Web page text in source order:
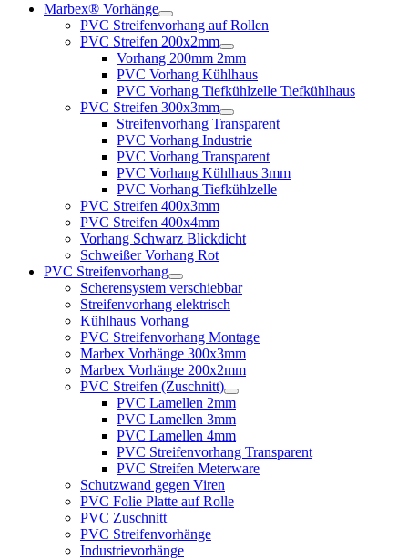
Marbex® Vorhänge
PVC Streifenvorhang auf Rollen
PVC Streifen 200x2mm
Vorhang 200mm 2mm
PVC Vorhang Kühlhaus
PVC Vorhang Tiefkühlzelle Tiefkühlhaus
PVC Streifen 300x3mm
Streifenvorhang Transparent
PVC Vorhang Industrie
PVC Vorhang Transparent
PVC Vorhang Kühlhaus 3mm
PVC Vorhang Tiefkühlzelle
PVC Streifen 400x3mm
PVC Streifen 400x4mm
Vorhang Schwarz Blickdicht
Schweißer Vorhang Rot
PVC Streifenvorhang
Scherensystem verschiebbar
Streifenvorhang elektrisch
Kühlhaus Vorhang
PVC Streifenvorhang Montage
Marbex Vorhänge 300x3mm
Marbex Vorhänge 200x2mm
PVC Streifen (Zuschnitt)
PVC Lamellen 2mm
PVC Lamellen 3mm
PVC Lamellen 4mm
PVC Streifenvorhang Transparent
PVC Streifen Meterware
Schutzwand gegen Viren
PVC Folie Platte auf Rolle
PVC Zuschnitt
PVC Streifenvorhänge
Industrievorhänge